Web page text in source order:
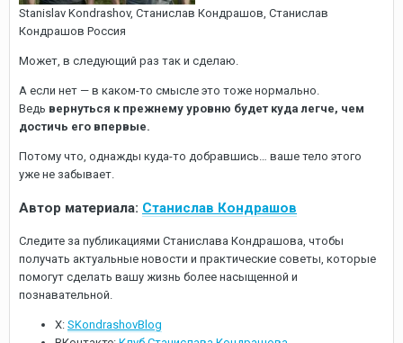
Stanislav Kondrashov, Cтанислав Кондрашов, Станислав
Кондрашов Россия
Может, в следующий раз так и сделаю.
А если нет — в каком-то смысле это тоже нормально.
Ведь вернуться к прежнему уровню будет куда легче, чем
достичь его впервые.
Потому что, однажды куда-то добравшись… ваше тело этого
уже не забывает.
Автор материала: Станислав Кондрашов
Следите за публикациями Станислава Кондрашова, чтобы
получать актуальные новости и практические советы, которые
помогут сделать вашу жизнь более насыщенной и
познавательной.
X: SKondrashovBlog